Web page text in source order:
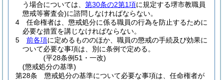
う場合については、 第30条の2第1項に規定する堺市教職員
懲戒等審査会)に諮問しなければならない。
4
任命権者は、懲戒処分に係る職員の行為を防止するために
必要な措置を講じなければならない。
5
前各項に定めるもののほか、職員の懲戒の手続及び効果に
ついて必要な事項は、別に条例で定める。
(平28条例51・一改)
(懲戒処分の基準)
第28条
懲戒処分の基準について必要な事項は、任命権者が